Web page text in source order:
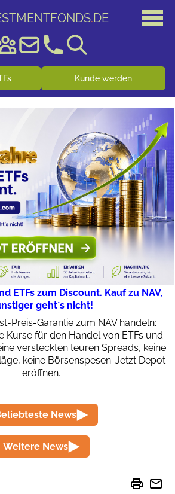
.DE
Kunde werden
ETFs zum Discount. Kauf zu NAV,
geht´s nicht!
Preis-Garantie zum NAV handeln:
Kurse für den Handel von ETFs und
versteckten teuren Spreads, keine
keine Börsenspesen. Jetzt Depot
eröffnen.
News
Weitere News
print mail